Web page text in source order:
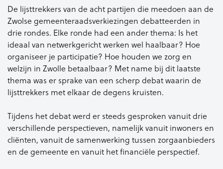
De lijsttrekkers van de acht partijen die meedoen aan de
Zwolse gemeenteraadsverkiezingen debatteerden in
drie rondes. Elke ronde had een ander thema: Is het
ideaal van netwerkgericht werken wel haalbaar? Hoe
organiseer je participatie? Hoe houden we zorg en
welzijn in Zwolle betaalbaar? Met name bij dit laatste
thema was er sprake van een scherp debat waarin de
lijsttrekkers met elkaar de degens kruisten.
Tijdens het debat werd er steeds gesproken vanuit drie
verschillende perspectieven, namelijk vanuit inwoners en
cliënten, vanuit de samenwerking tussen zorgaanbieders
en de gemeente en vanuit het financiële perspectief.